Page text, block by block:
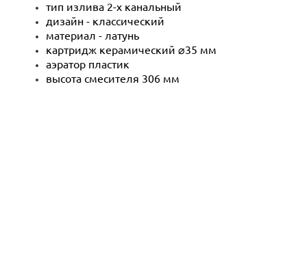
тип излива 2-х канальный
дизайн - классический
материал - латунь
картридж керамический ⌀35 мм
аэратор пластик
высота смесителя 306 мм